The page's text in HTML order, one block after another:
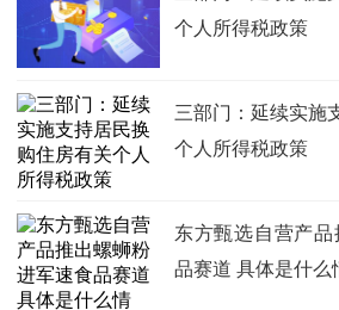
个人所得税政策
三部门：延续实施
个人所得税政策
东方甄选自营产
品赛道 具体是什么